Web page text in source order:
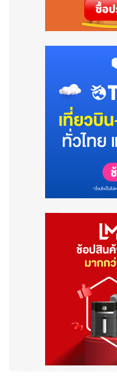
จึงให้บริการลูกค้าใน 36
ยธุรกิจ ได้แก่ โครว์ลีย์
รว์ลีย์ ชิปปิง (Crowley
โซลูชันส์ (Crowley
นด์ เซอร์วิสเซส
เอลส์ (Crowley Fuels)
น่วยธุรกิจ และบริษัทย่อ
รูปภาพ - https://
99251/
โลโก้ - https://
889/